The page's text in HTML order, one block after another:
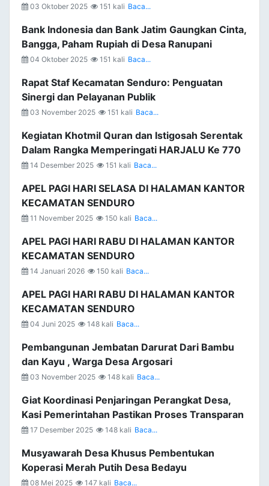
03 Oktober 2025 151 kali Baca...
Bank Indonesia dan Bank Jatim Gaungkan Cinta,
Bangga, Paham Rupiah di Desa Ranupani
04 Oktober 2025 151 kali Baca...
Rapat Staf Kecamatan Senduro: Penguatan
Sinergi dan Pelayanan Publik
03 November 2025 151 kali Baca...
Kegiatan Khotmil Quran dan Istigosah Serentak
Dalam Rangka Memperingati HARJALU Ke 770
14 Desember 2025 151 kali Baca...
APEL PAGI HARI SELASA DI HALAMAN KANTOR
KECAMATAN SENDURO
11 November 2025 150 kali Baca...
APEL PAGI HARI RABU DI HALAMAN KANTOR
KECAMATAN SENDURO
14 Januari 2026 150 kali Baca...
APEL PAGI HARI RABU DI HALAMAN KANTOR
KECAMATAN SENDURO
04 Juni 2025 148 kali Baca...
Pembangunan Jembatan Darurat Dari Bambu
dan Kayu , Warga Desa Argosari
03 November 2025 148 kali Baca...
Giat Koordinasi Penjaringan Perangkat Desa,
Kasi Pemerintahan Pastikan Proses Transparan
17 Desember 2025 148 kali Baca...
Musyawarah Desa Khusus Pembentukan
Koperasi Merah Putih Desa Bedayu
08 Mei 2025 147 kali Baca...